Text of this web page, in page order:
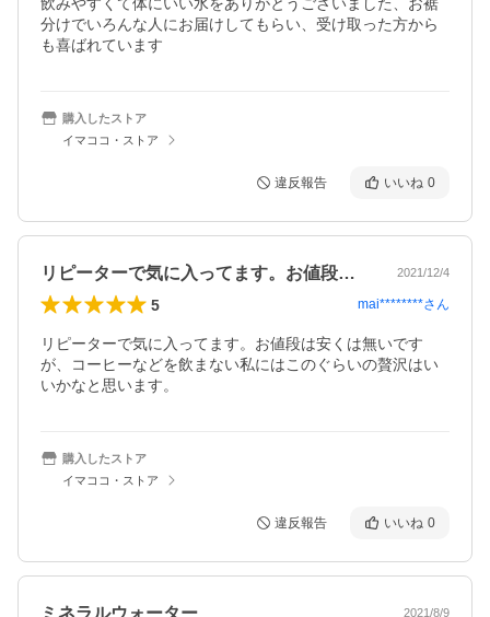
分けでいろんな人にお届けしてもらい、受け取った方から
も喜ばれています
購入したストア
イマココ・ストア
違反報告 いいね 0
リピーターで気に入ってます。お値段は安… 2021/12/4
5 mai********さん
リピーターで気に入ってます。お値段は安くは無いです
が、コーヒーなどを飲まない私にはこのぐらいの贅沢はい
購入したストア
イマココ・ストア
違反報告 いいね 0
ミネラルウォーター 2021/8/9